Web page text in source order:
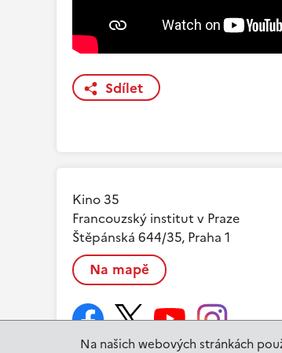
Na našich webových stránkách
Sdílet
Kino 35
Francouzský institut v Praze
Štěpánská 644/35, Praha 1
Na mapě